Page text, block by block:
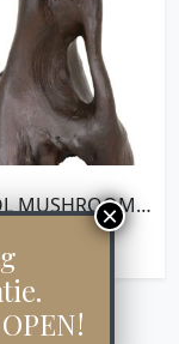
MUSHROOM
CM,
TEAKWOOD
ROOTS